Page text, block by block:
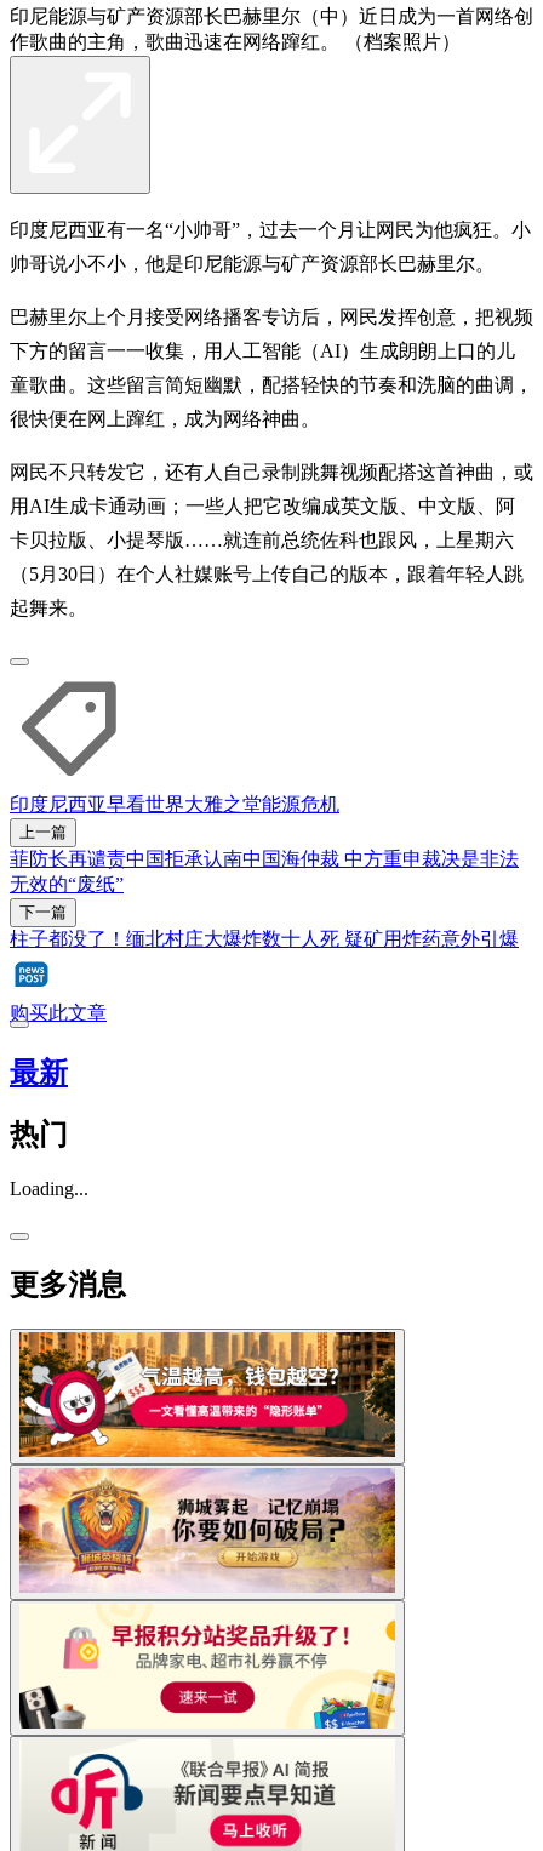
印尼能源与矿产资源部长巴赫里尔（中）近日成为一首网络创
作歌曲的主角，歌曲迅速在网络蹿红。 （档案照片）
印度尼西亚有一名“小帅哥”，过去一个月让网民为他疯狂。小
帅哥说小不小，他是印尼能源与矿产资源部长巴赫里尔。
巴赫里尔上个月接受网络播客专访后，网民发挥创意，把视频
下方的留言一一收集，用人工智能（AI）生成朗朗上口的儿
童歌曲。这些留言简短幽默，配搭轻快的节奏和洗脑的曲调，
很快便在网上蹿红，成为网络神曲。
网民不只转发它，还有人自己录制跳舞视频配搭这首神曲，或
用AI生成卡通动画；一些人把它改编成英文版、中文版、阿
卡贝拉版、小提琴版……就连前总统佐科也跟风，上星期六
（5月30日）在个人社媒账号上传自己的版本，跟着年轻人跳
起舞来。
印度尼西亚早看世界大雅之堂能源危机
上一篇
菲防长再谴责中国拒承认南中国海仲裁 中方重申裁决是非法
无效的“废纸”
下一篇
柱子都没了！缅北村庄大爆炸数十人死 疑矿用炸药意外引爆
购买此文章
最新
热门
Loading...
更多消息